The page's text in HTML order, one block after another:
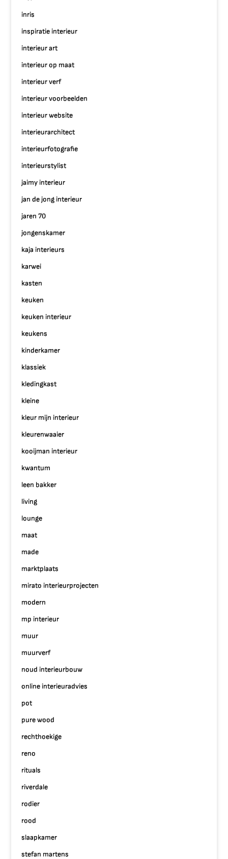
inris
inspiratie interieur
interieur art
interieur op maat
interieur verf
interieur voorbeelden
interieur website
interieurarchitect
interieurfotografie
interieurstylist
jaimy interieur
jan de jong interieur
jaren 70
jongenskamer
kaja interieurs
karwei
kasten
keuken
keuken interieur
keukens
kinderkamer
klassiek
kledingkast
kleine
kleur mijn interieur
kleurenwaaier
kooijman interieur
kwantum
leen bakker
living
lounge
maat
made
marktplaats
mirato interieurprojecten
modern
mp interieur
muur
muurverf
noud interieurbouw
online interieuradvies
pot
pure wood
rechthoekige
reno
rituals
riverdale
rodier
rood
slaapkamer
stefan martens